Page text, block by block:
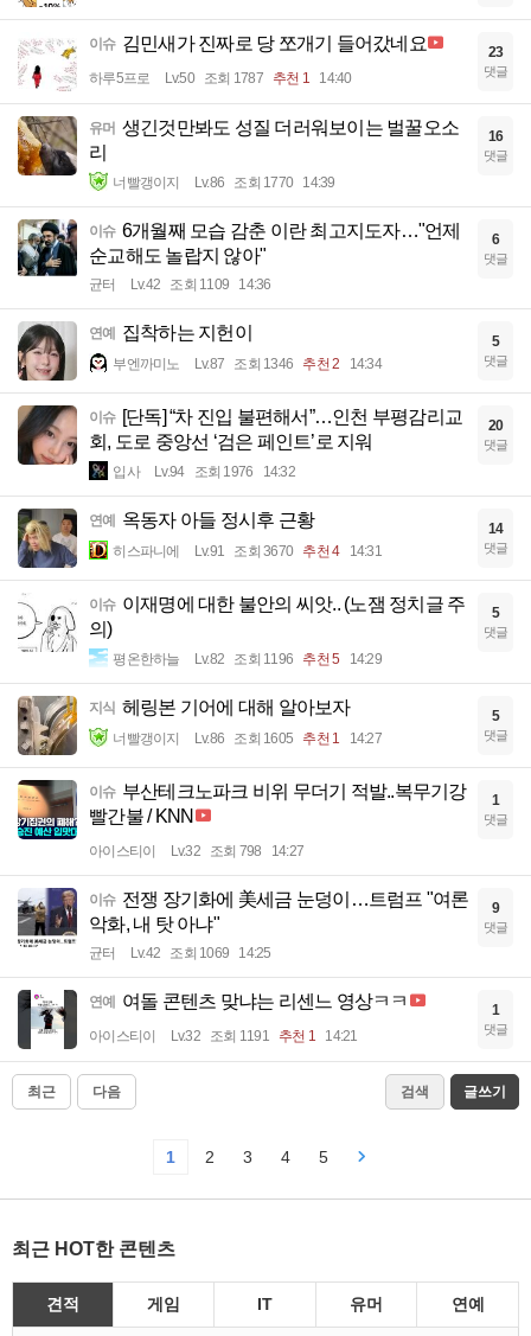
이슈 김민새가 진짜로 당 쪼개기 들어갔네요
하루5프로 Lv.50 조회 1787 추천 1 14:40
23
댓글
유머 생긴것만봐도 성질 더러워보이는 벌꿀오소
리
너빨갱이지 Lv.86 조회 1770 14:39
16
댓글
이슈 6개월째 모습 감춘 이란 최고지도자…"언제
순교해도 놀랍지 않아"
균터 Lv.42 조회 1109 14:36
6
댓글
연예 집착하는 지헌이
부엔까미노 Lv.87 조회 1346 추천 2 14:34
5
댓글
이슈 [단독] “차 진입 불편해서”…인천 부평감리교
회, 도로 중앙선 ‘검은 페인트’로 지워
입사 Lv.94 조회 1976 14:32
20
댓글
연예 옥동자 아들 정시후 근황
히스파니에 Lv.91 조회 3670 추천 4 14:31
14
댓글
이슈 이재명에 대한 불안의 씨앗.. (노잼 정치글 주
의)
평온한하늘 Lv.82 조회 1196 추천 5 14:29
5
댓글
지식 헤링본 기어에 대해 알아보자
너빨갱이지 Lv.86 조회 1605 추천 1 14:27
5
댓글
이슈 부산테크노파크 비위 무더기 적발..복무기강
빨간불 / KNN
아이스티이 Lv.32 조회 798 14:27
1
댓글
이슈 전쟁 장기화에 美세금 눈덩이…트럼프 "여론
악화, 내 탓 아냐"
균터 Lv.42 조회 1069 14:25
9
댓글
연예 여돌 콘텐츠 맞냐는 리센느 영상ㅋㅋ
아이스티이 Lv.32 조회 1191 추천 1 14:21
1
댓글
최근 다음 검색 글쓰기
1 2 3 4 5
최근 HOT한 콘텐츠
견적 게임 IT 유머 연예